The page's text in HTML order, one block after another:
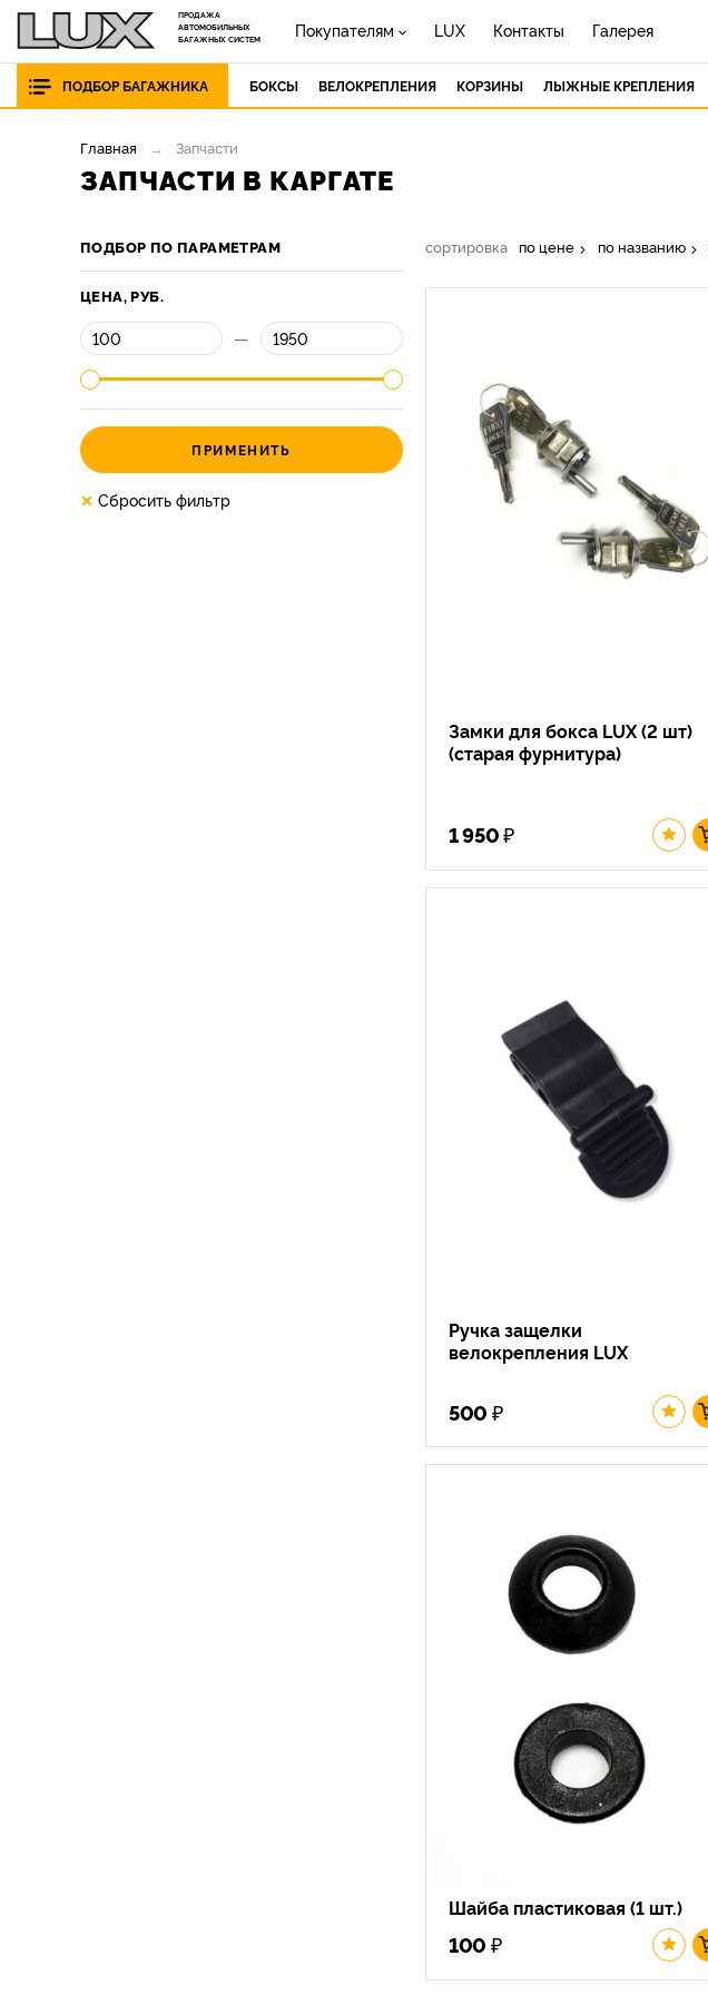
ПРОДАЖА
АВТОМОБИЛЬНЫХ
БАГАЖНЫХ СИСТЕМ
Покупателям LUX Контакты Галерея
ПОДБОР БАГАЖНИКА БОКСЫ ВЕЛОКРЕПЛЕНИЯ КОРЗИНЫ ЛЫЖНЫЕ КРЕПЛЕНИЯ
Главная Запчасти
ЗАПЧАСТИ В КАРГАТЕ
ПОДБОР ПО ПАРАМЕТРАМ
ЦЕНА, РУБ.
—
ПРИМЕНИТЬ
× Сбросить фильтр
сортировка по цене по названию
Замки для бокса LUX (2 шт)
(старая фурнитура)
1 950₽
Ручка защелки
велокрепления LUX
500 ₽
Шайба пластиковая (1 шт.)
100 ₽